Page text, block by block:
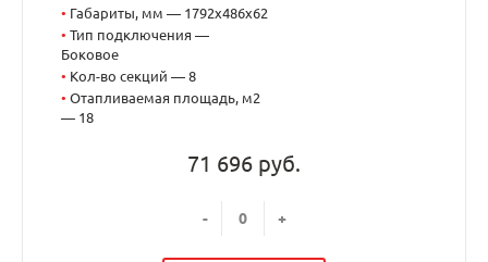
• Габариты, мм — 1792x486x62
• Тип подключения —
Боковое
• Кол-во секций — 8
• Отапливаемая площадь, м2
— 18
71 696 руб.
- +